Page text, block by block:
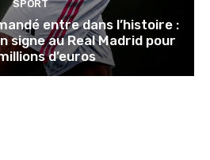
SPORT
entre dans l’histoire :
signe au Real Madrid pour
d’euros